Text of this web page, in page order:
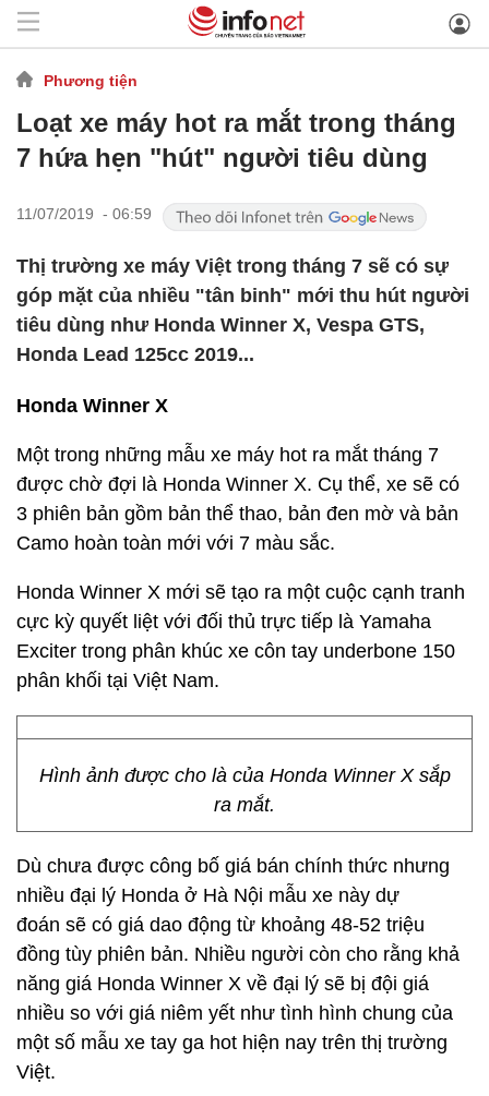
Phương tiện
Loạt xe máy hot ra mắt trong tháng
7 hứa hẹn "hút" người tiêu dùng
11/07/2019 - 06:59
Thị trường xe máy Việt trong tháng 7 sẽ có sự
góp mặt của nhiều "tân binh" mới thu hút người
tiêu dùng như Honda Winner X, Vespa GTS,
Honda Lead 125cc 2019...
Honda Winner X
Một trong những mẫu xe máy hot ra mắt tháng 7
được chờ đợi là Honda Winner X. Cụ thể, xe sẽ có
3 phiên bản gồm bản thể thao, bản đen mờ và bản
Camo hoàn toàn mới với 7 màu sắc.
Honda Winner X mới sẽ tạo ra một cuộc cạnh tranh
cực kỳ quyết liệt với đối thủ trực tiếp là Yamaha
Exciter trong phân khúc xe côn tay underbone 150
phân khối tại Việt Nam.
Hình ảnh được cho là của Honda Winner X sắp
ra mắt.
Dù chưa được công bố giá bán chính thức nhưng
nhiều đại lý Honda ở Hà Nội mẫu xe này dự
đoán sẽ có giá dao động từ khoảng 48-52 triệu
đồng tùy phiên bản. Nhiều người còn cho rằng khả
năng giá Honda Winner X về đại lý sẽ bị đội giá
nhiều so với giá niêm yết như tình hình chung của
một số mẫu xe tay ga hot hiện nay trên thị trường
Việt.